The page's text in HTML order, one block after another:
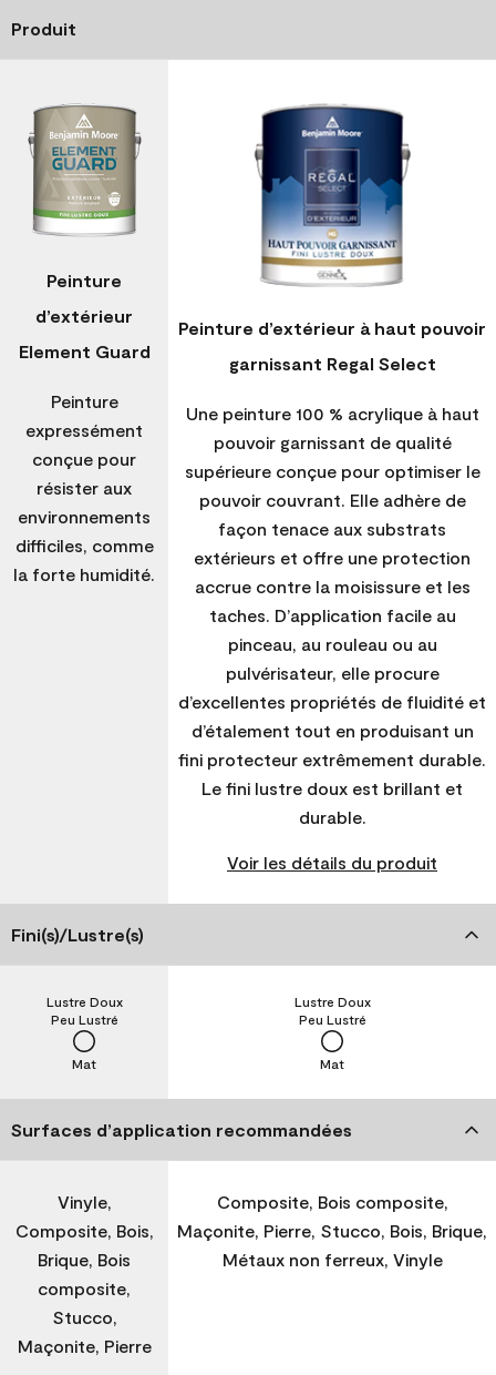
Produit
Peinture
d’extérieur
Element Guard
Peinture
expressément
conçue pour
résister aux
environnements
difficiles, comme
la forte humidité.
Peinture d’extérieur à haut pouvoir
garnissant Regal Select
Une peinture 100 % acrylique à haut
pouvoir garnissant de qualité
supérieure conçue pour optimiser le
pouvoir couvrant. Elle adhère de
façon tenace aux substrats
extérieurs et offre une protection
accrue contre la moisissure et les
taches. D’application facile au
pinceau, au rouleau ou au
pulvérisateur, elle procure
d’excellentes propriétés de fluidité et
d’étalement tout en produisant un
fini protecteur extrêmement durable.
Le fini lustre doux est brillant et
durable.
Voir les détails du produit
Fini(s)/Lustre(s)
Mat
Peu Lustré
Lustre Doux
Mat
Peu Lustré
Lustre Doux
Surfaces d’application recommandées
Vinyle,
Composite, Bois,
Brique, Bois
composite,
Stucco,
Maçonite, Pierre
Composite, Bois composite,
Maçonite, Pierre, Stucco, Bois, Brique,
Métaux non ferreux, Vinyle